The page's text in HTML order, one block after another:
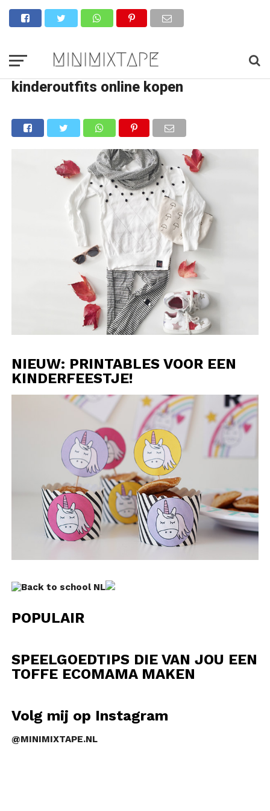
kinderoutfits online kopen
NIEUW: PRINTABLES VOOR EEN
KINDERFEESTJE!
POPULAIR
SPEELGOEDTIPS DIE VAN JOU EEN
TOFFE ECOMAMA MAKEN
Volg mij op Instagram
@MINIMIXTAPE.NL